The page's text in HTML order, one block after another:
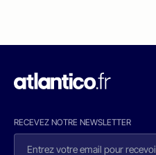
RECEVEZ NOTRE NEWSLETTER